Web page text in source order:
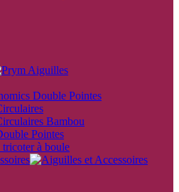
Double Pointes
Bambou
Pointes
à boule